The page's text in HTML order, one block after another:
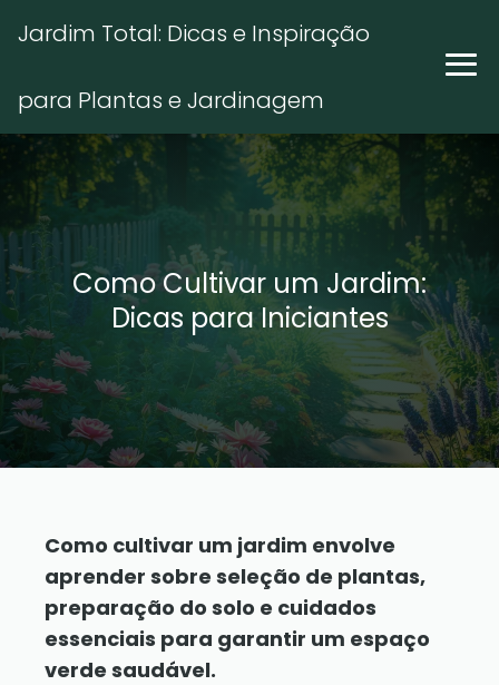
Jardim Total: Dicas e Inspiração
para Plantas e Jardinagem
Como Cultivar um Jardim:
Dicas para Iniciantes
Como cultivar um jardim envolve
aprender sobre seleção de plantas,
preparação do solo e cuidados
essenciais para garantir um espaço
verde saudável.